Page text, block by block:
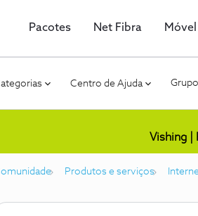
Pacotes Net Fibra Móvel
Centro de Ajuda
Vishing |
Produtos e serviços